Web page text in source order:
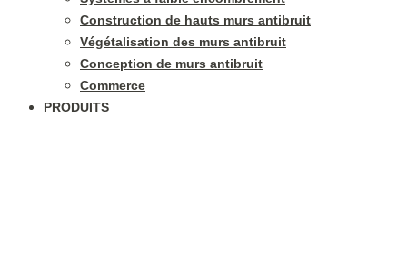
Construction de hauts murs antibruit
Végétalisation des murs antibruit
Conception de murs antibruit
Commerce
PRODUITS